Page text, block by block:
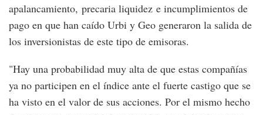
apalancamiento, precaria liquidez e incumplimientos de
pago en que han caído Urbi y Geo generaron la salida de
los inversionistas de este tipo de emisoras.
"Hay una probabilidad muy alta de que estas compañías
ya no participen en el índice ante el fuerte castigo que se
ha visto en el valor de sus acciones. Por el mismo hecho